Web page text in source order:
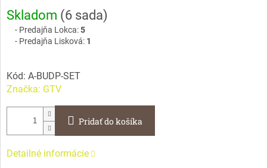
Jednotková
cena:
Skladom (6 sada)
Predajňa Lokca:5
Predajňa Lisková: 1
Kód: A-BUDP-SET
Značka: GTV
Pridať do košíka
Detailné informácie